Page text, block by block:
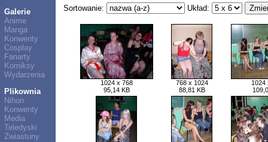
Galerie
Anime
Manga
Konwenty
Cosplay
Fanarty
Komiksy
Wydarzenia
Plikownia
Nihon
Konwenty
Media
Teledyski
Zwiastuny
Sortowanie: Układ:
1024 x 768
95,14 KB
768 x 1024
88,81 KB
1024